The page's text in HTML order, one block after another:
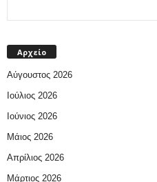
Αρχείο
Αύγουστος 2026
Ιούλιος 2026
Ιούνιος 2026
Μάιος 2026
Απρίλιος 2026
Μάρτιος 2026